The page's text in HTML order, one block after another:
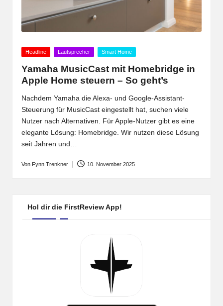
Posted
Headline Lautsprecher Smart Home
Yamaha MusicCast mit Homebridge in
Apple Home steuern – So geht’s
Nachdem Yamaha die Alexa- und Google-Assistant-
Steuerung für MusicCast eingestellt hat, suchen viele
Nutzer nach Alternativen. Für Apple-Nutzer gibt es eine
elegante Lösung: Homebridge. Wir nutzen diese Lösung
seit Jahren und…
Posted
Von Fynn Trenkner 10. November 2025
Hol dir die FirstReview App!